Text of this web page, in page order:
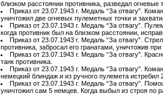
близком расстоянии противника, разведал
Приказ от 23.07.1943 г. Медаль “За отвагу”.
уничтожил две огневых пулеметных точки и
Приказ от 23.07.1943 г. Медаль “За отвагу”.
когда противник был на близком расстоянии,
Приказ от 23.07.1943 г. Медаль “За отвагу”.
противника, забросал его гранатами, уничтожив при
Приказ от 23.07.1943 г. Медаль “За отвагу”.
танк противника.
Приказ от 23.07.1943 г. Медаль “За отвагу”.
немецкий блиндаж и из ручного пулемета истребил
Приказ от 23.07.1943 г. Медаль “За отвагу”.
уничтожил сам 5 немцев. Когда выбыл из строя по